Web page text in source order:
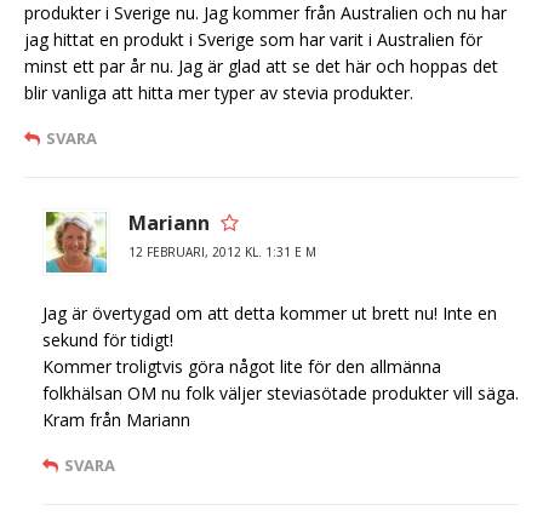
produkter i Sverige nu. Jag kommer från Australien och nu har
jag hittat en produkt i Sverige som har varit i Australien för
minst ett par år nu. Jag är glad att se det här och hoppas det
blir vanliga att hitta mer typer av stevia produkter.
SVARA
Mariann
12 FEBRUARI, 2012 KL. 1:31 E M
Jag är övertygad om att detta kommer ut brett nu! Inte en
sekund för tidigt!
Kommer troligtvis göra något lite för den allmänna
folkhälsan OM nu folk väljer steviasötade produkter vill säga.
Kram från Mariann
SVARA